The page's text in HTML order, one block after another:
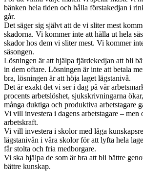
bänken hela tiden och hålla förstakedjan i
går.
Det säger sig självt att de vi sliter mest
skadorna. Vi kommer inte att hålla ut hela
skador hos dem vi sliter mest. Vi kommer
säsongen.
Lösningen är att hjälpa fjärdekedjan att bli
in dem oftare. Lösningen är inte att betala
bra, lösningen är att höja laget lägstanivå.
Det är exakt det vi ser i dag på vår
procents arbetslöshet, sjukskrivningarna
många duktiga och produktiva arbetstagare
Vi vill investera i dagens arbetstagare – men
arbetskraft.
Vi vill investera i skolor med låga
lägstanivån i våra skolor för att lyfta hela
får stolta och fria medborgare.
Vi ska hjälpa de som är bra att bli bättre
bättre kunskap.